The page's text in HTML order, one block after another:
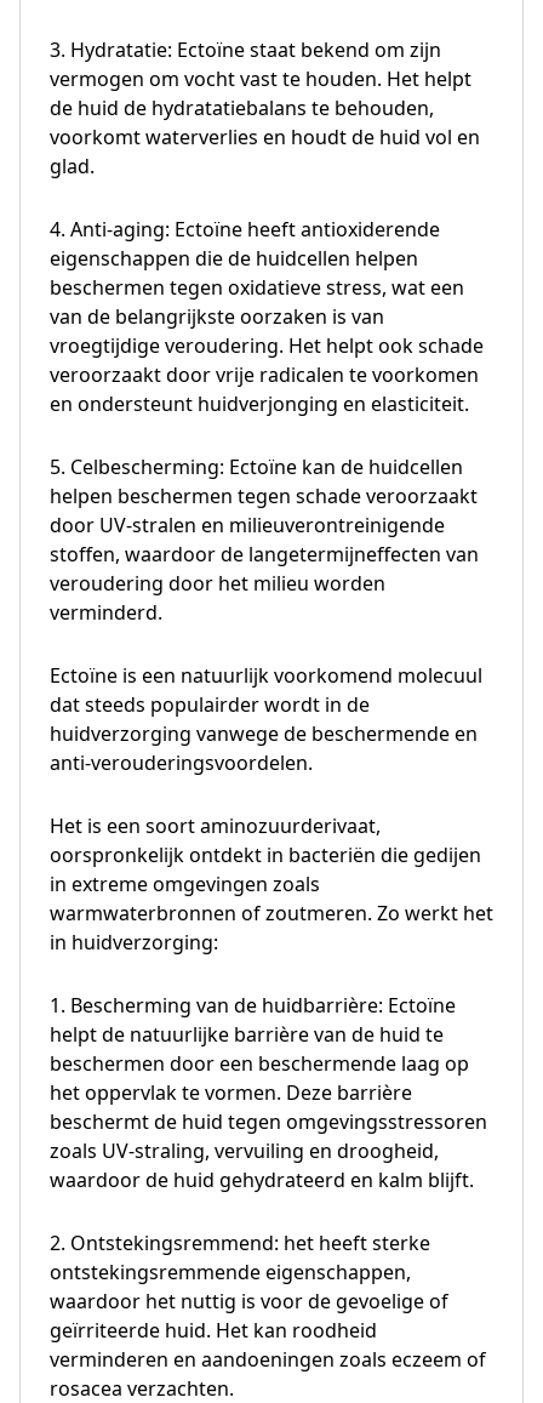
3. Hydratatie: Ectoïne staat bekend om zijn
vermogen om vocht vast te houden. Het helpt
de huid de hydratatiebalans te behouden,
voorkomt waterverlies en houdt de huid vol en
glad.
4. Anti-aging: Ectoïne heeft antioxiderende
eigenschappen die de huidcellen helpen
beschermen tegen oxidatieve stress, wat een
van de belangrijkste oorzaken is van
vroegtijdige veroudering. Het helpt ook schade
veroorzaakt door vrije radicalen te voorkomen
en ondersteunt huidverjonging en elasticiteit.
5. Celbescherming: Ectoïne kan de huidcellen
helpen beschermen tegen schade veroorzaakt
door UV-stralen en milieuverontreinigende
stoffen, waardoor de langetermijneffecten van
veroudering door het milieu worden
verminderd.
Ectoïne is een natuurlijk voorkomend molecuul
dat steeds populairder wordt in de
huidverzorging vanwege de beschermende en
anti-verouderingsvoordelen.
Het is een soort aminozuurderivaat,
oorspronkelijk ontdekt in bacteriën die gedijen
in extreme omgevingen zoals
warmwaterbronnen of zoutmeren. Zo werkt het
in huidverzorging:
1. Bescherming van de huidbarrière: Ectoïne
helpt de natuurlijke barrière van de huid te
beschermen door een beschermende laag op
het oppervlak te vormen. Deze barrière
beschermt de huid tegen omgevingsstressoren
zoals UV-straling, vervuiling en droogheid,
waardoor de huid gehydrateerd en kalm blijft.
2. Ontstekingsremmend: het heeft sterke
ontstekingsremmende eigenschappen,
waardoor het nuttig is voor de gevoelige of
geïrriteerde huid. Het kan roodheid
verminderen en aandoeningen zoals eczeem of
rosacea verzachten.